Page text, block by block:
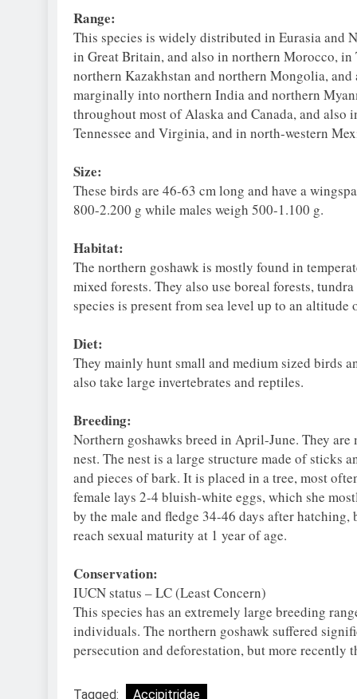
Range:
This species is widely distributed in Eurasia and
in Great Britain, and also in northern Morocco, in
northern Kazakhstan and northern Mongolia,
marginally into northern India and northern
throughout most of Alaska and Canada, and also
Tennessee and Virginia, and in north-western
Size:
These birds are 46-63 cm long and have a
800-2.200 g while males weigh 500-1.100 g.
Habitat:
The northern goshawk is mostly found in
mixed forests. They also use boreal forests,
species is present from sea level up to an altitude
Diet:
They mainly hunt small and medium sized birds
also take large invertebrates and reptiles.
Breeding:
Northern goshawks breed in April-June. They
nest. The nest is a large structure made of sticks
and pieces of bark. It is placed in a tree, most
female lays 2-4 bluish-white eggs, which she
by the male and fledge 34-46 days after
reach sexual maturity at 1 year of age.
Conservation:
IUCN status – LC (Least Concern)
This species has an extremely large breeding
individuals. The northern goshawk suffered
persecution and deforestation, but more recently
Tagged: Accipitridae